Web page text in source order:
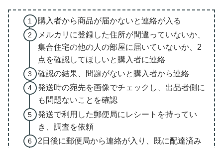
購入者から商品が届かないと連絡が入る
メルカリに登録した住所が間違っていないか、
集合住宅の他の人の部屋に届いていないか、2
点を確認してほしいと購入者に連絡
確認の結果、問題がないと購入者から連絡
発送時の宛先を画像でチェックし、出品者側に
も問題ないことを確認
発送で利用した郵便局にレシートを持ってい
き、調査を依頼
2日後に郵便局から連絡が入り、既に配達済み